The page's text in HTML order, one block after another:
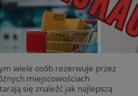
wiele osób rezerwuje przez
miejscowościach
się znaleźć jak najlepszą